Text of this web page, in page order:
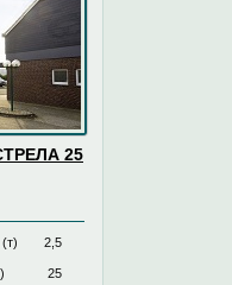
25
2,5
25